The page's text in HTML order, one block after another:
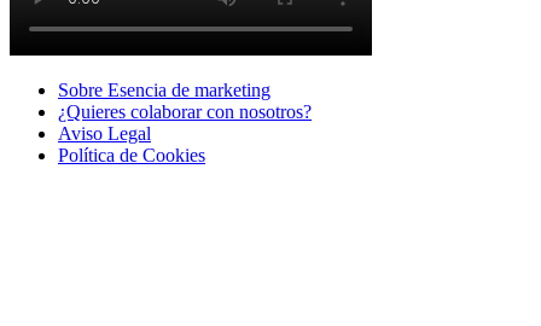
Sobre Esencia de marketing
¿Quieres colaborar con nosotros?
Aviso Legal
Polí­tica de Cookies